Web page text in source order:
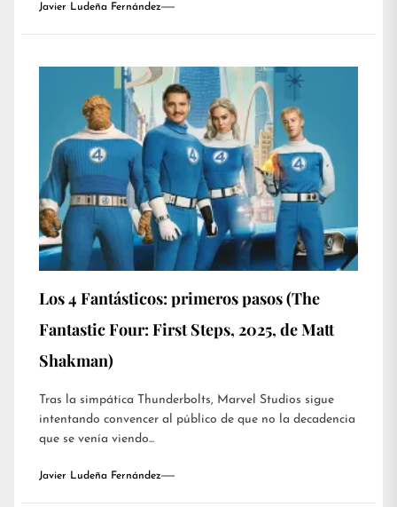
Javier Ludeña Fernández
Los 4 Fantásticos: primeros pasos (The
Fantastic Four: First Steps, 2025, de Matt
Shakman)
Tras la simpática Thunderbolts, Marvel Studios sigue
intentando convencer al público de que no la decadencia
que se venía viendo...
Javier Ludeña Fernández